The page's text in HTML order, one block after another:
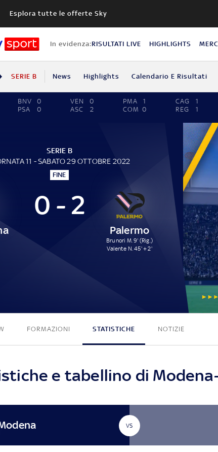
Esplora tutte le offerte Sky
In evidenza:RISULTATI LIVE HIGHLIGHTS
SERIE B News Highlights Calendario E Risultati
BNV
0
PSA
0
VEN
0
ASC
2
PMA
1
COM 0
CAG
1
REG
1
SERIE B
11 - SABATO 29 OTTOBRE 2022
FINE
0 - 2
Palermo
Brunori M. 9' (Rig.)
Valente N. 45' + 2'
0
FORMAZIONI STATISTICHE NOTIZIE
e tabellino di
VS